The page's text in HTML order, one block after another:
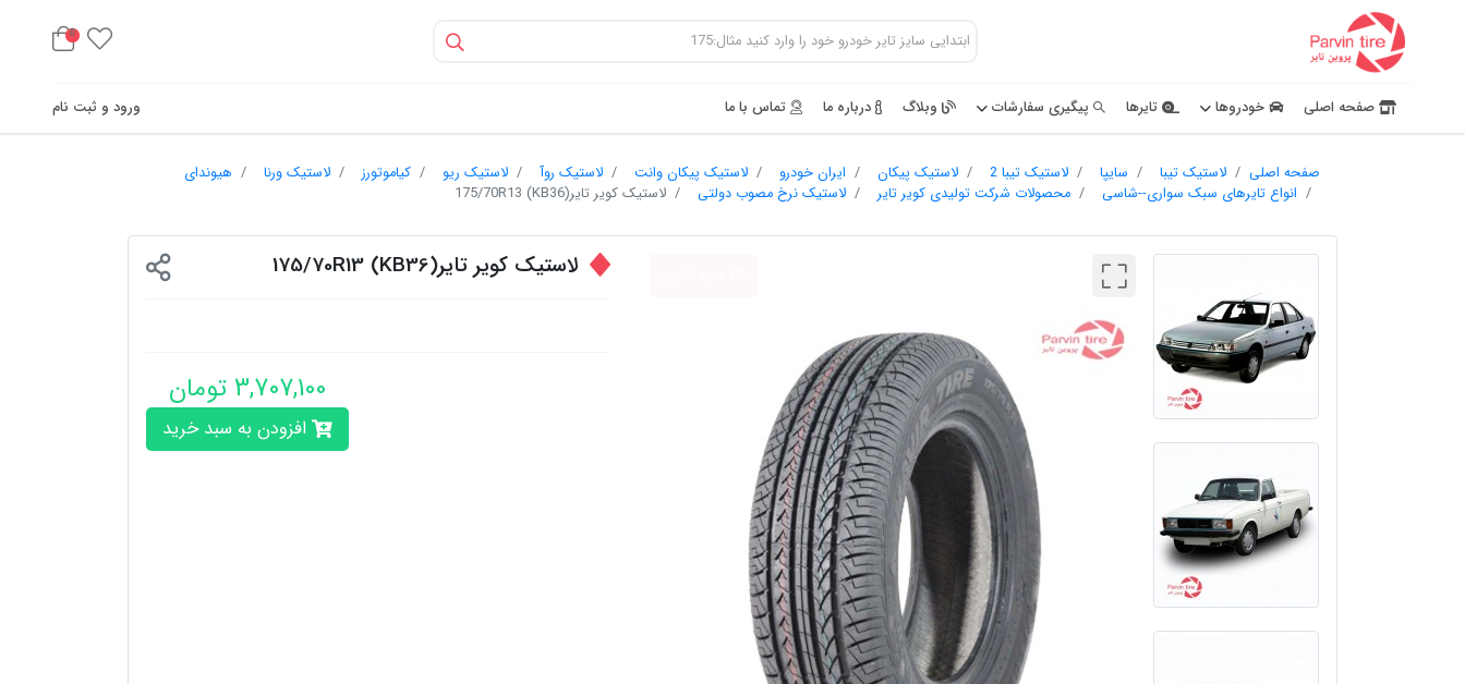
0
صفحه اصلی خودروها تایرها پیگیری سفارشات وبلاگ درباره ما تماس با ما ورود و ثبت نام
صفحه اصلی لاستیک تیبا سایپا لاستیک تیبا 2 لاستیک پیکان ایران خودرو لاستیک پیکان وانت لاستیک روآ لاستیک ریو کیاموتورز لاستیک ورنا
هیوندای
انواع تایرهای سبک سواری--شاسی
محصولات شرکت تولیدی کویر تایر لاستیک نرخ مصوب دولتی لاستیک کویر تایر175/70R13 (KB36)
لاستیک کویر تایر175/70R13 (KB36)
3,707,100 تومان
افزودن به سبد خرید